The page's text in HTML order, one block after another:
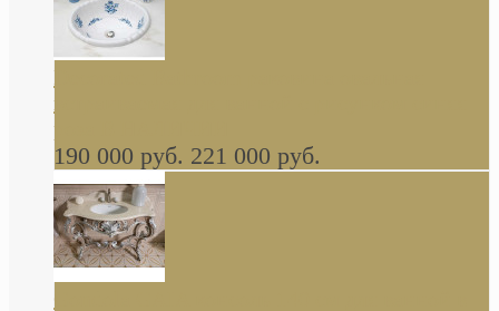
Decorated Bathroom раковина овальная
встраиваемая для ванной с рисунком синяя
роза В НАЛИЧИИ
190 000 руб. 221 000 руб.